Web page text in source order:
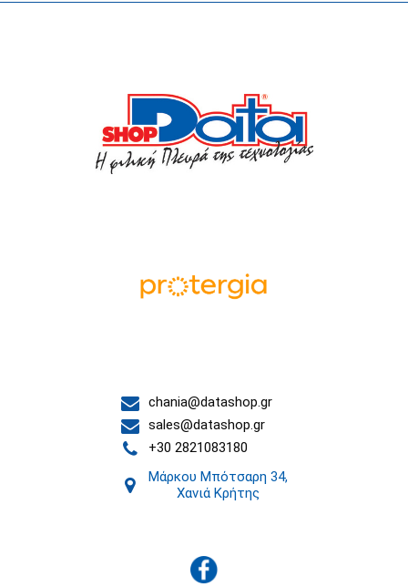
chania@datashop.gr
sales@datashop.gr
+30 2821083180
Μάρκου Μπότσαρη 34,
Χανιά Κρήτης